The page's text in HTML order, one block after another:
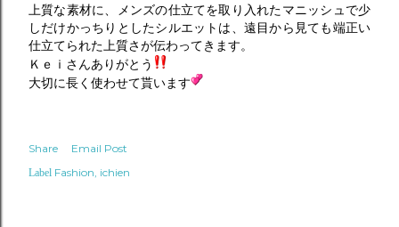
上質な素材に、メンズの仕立てを取り入れたマニッシュで少
しだけかっちりとしたシルエットは、遠目から見ても端正い
仕立てられた上質さが伝わってきます。
Ｋｅｉさんありがとう
大切に長く使わせて貰います
Share Email Post
Label Fashion ichien